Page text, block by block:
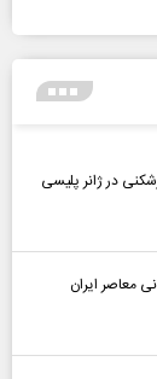
در ژانر پلیسی
معاصر ایران